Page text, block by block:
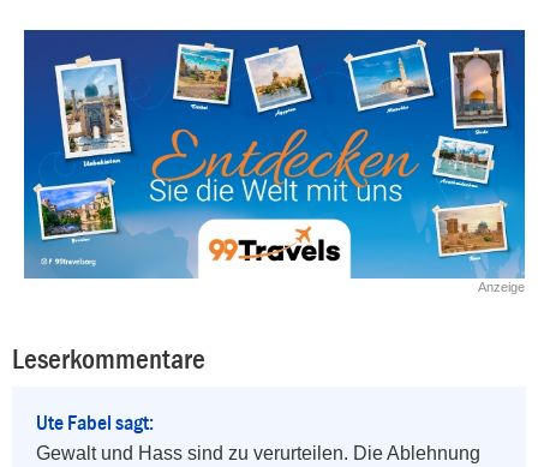
Anzeige
Leserkommentare
Ute Fabel sagt:
Gewalt und Hass sind zu verurteilen. Die Ablehnung